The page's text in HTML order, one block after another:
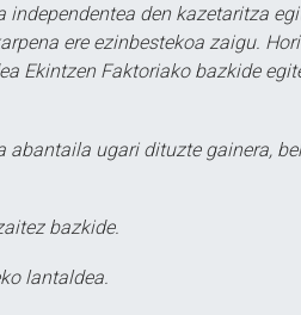
independentea den kazetaritza
ere ezinbestekoa zaigu.
Ekintzen Faktoriako bazkide
abantaila ugari dituzte gainera,
bazkide.
lantaldea.